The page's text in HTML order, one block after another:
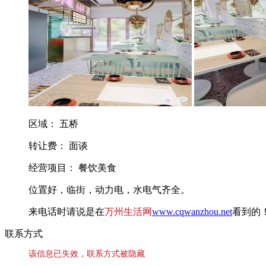
区域： 五桥
转让费： 面谈
经营项目： 餐饮美食
位置好，临街，动力电，水电气齐全。
来电话时请说是在万州生活网www.cqwanzhou.net看到的
联系方式
该信息已失效，联系方式被隐藏